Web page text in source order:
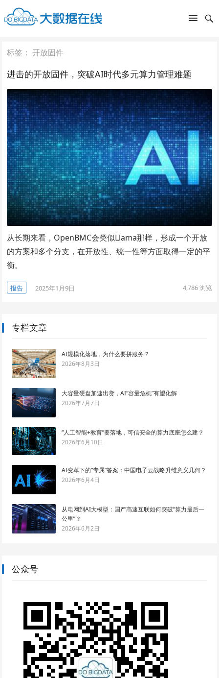
标签：开放固件
进击的开放固件，突破AI时代多元算力管理难题
从长期来看，OpenBMC会类似Llama那样，形成一个开放
的方案和多个分支，在开放性、统一性等方面取得一定的平
衡。
报告 2025年1月9日 4,786浏览
专栏文章
AI规模化落地，为什么要拼服务？
2026年8月3日
大容量硬盘加速出货，AI“容量危机”有望化解
2026年7月7日
“人工智能+教育”要落地，可信安全的算力底座怎么建？
2026年6月10日
AI变革下的“专属”答案：中国电子云战略升维意义几何？
2026年6月4日
从电网到AI大模型：国产高速互联如何突破“算力最后一
公里”？
2026年6月2日
公众号